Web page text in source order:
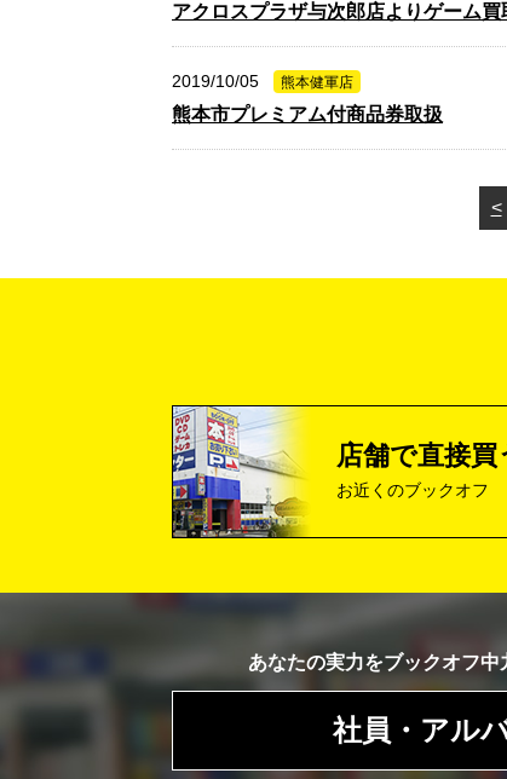
アクロスプラザ与次郎店よりゲーム
2019/10/05 熊本健軍店
熊本市プレミアム付商品券取扱
<
店舗で直接買
お近くのブックオフ
あなたの実力をブックオフ中
社員・アル